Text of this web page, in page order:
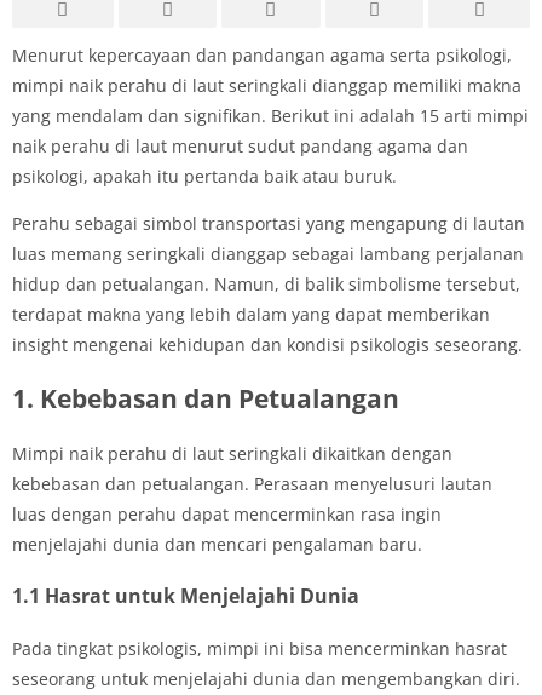
Menurut kepercayaan dan pandangan agama serta psikologi,
mimpi naik perahu di laut seringkali dianggap memiliki makna
yang mendalam dan signifikan. Berikut ini adalah 15 arti mimpi
naik perahu di laut menurut sudut pandang agama dan
psikologi, apakah itu pertanda baik atau buruk.
Perahu sebagai simbol transportasi yang mengapung di lautan
luas memang seringkali dianggap sebagai lambang perjalanan
hidup dan petualangan. Namun, di balik simbolisme tersebut,
terdapat makna yang lebih dalam yang dapat memberikan
insight mengenai kehidupan dan kondisi psikologis seseorang.
1. Kebebasan dan Petualangan
Mimpi naik perahu di laut seringkali dikaitkan dengan
kebebasan dan petualangan. Perasaan menyelusuri lautan
luas dengan perahu dapat mencerminkan rasa ingin
menjelajahi dunia dan mencari pengalaman baru.
1.1 Hasrat untuk Menjelajahi Dunia
Pada tingkat psikologis, mimpi ini bisa mencerminkan hasrat
seseorang untuk menjelajahi dunia dan mengembangkan diri.